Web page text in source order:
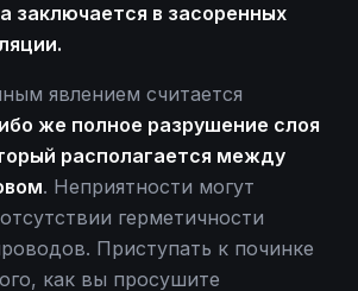
заключается в засоренных
явлением считается
же полное разрушение слоя
располагается между
. Неприятности могут
герметичности
Приступать к починке
как вы просушите